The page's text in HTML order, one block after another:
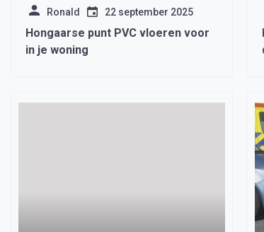
Ronald 22 september 2025
Hongaarse punt PVC vloeren voor
in je woning